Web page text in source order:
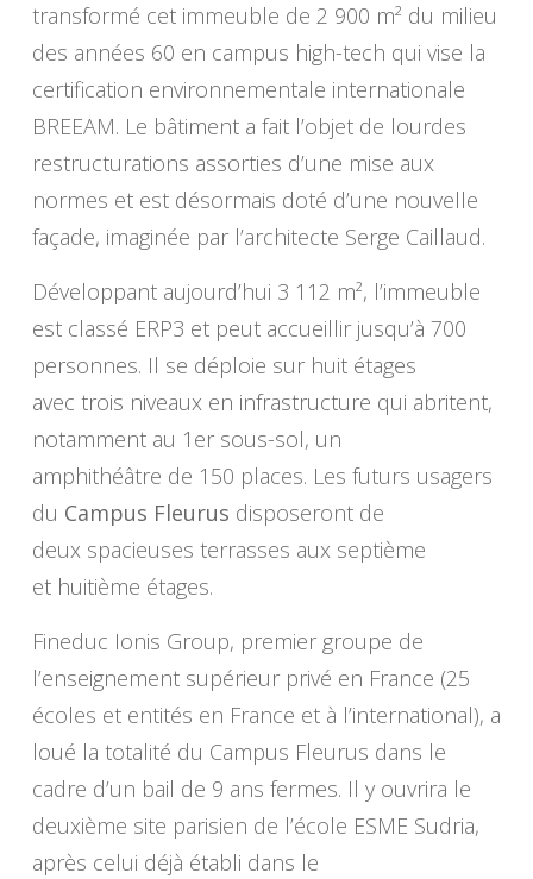
transformé cet immeuble de 2 900 m² du milieu
des années 60 en campus high-tech qui vise la
certification environnementale internationale
BREEAM. Le bâtiment a fait l’objet de lourdes
restructurations assorties d’une mise aux
normes et est désormais doté d’une nouvelle
façade, imaginée par l’architecte Serge Caillaud.
Développant aujourd’hui 3 112 m², l’immeuble
est classé ERP3 et peut accueillir jusqu’à 700
personnes. Il se déploie sur huit étages
avec trois niveaux en infrastructure qui abritent,
notamment au 1er sous-sol, un
amphithéâtre de 150 places. Les futurs usagers
du Campus Fleurus disposeront de
deux spacieuses terrasses aux septième
et huitième étages.
Fineduc Ionis Group, premier groupe de
l’enseignement supérieur privé en France (25
écoles et entités en France et à l’international), a
loué la totalité du Campus Fleurus dans le
cadre d’un bail de 9 ans fermes. Il y ouvrira le
deuxième site parisien de l’école ESME Sudria,
après celui déjà établi dans le